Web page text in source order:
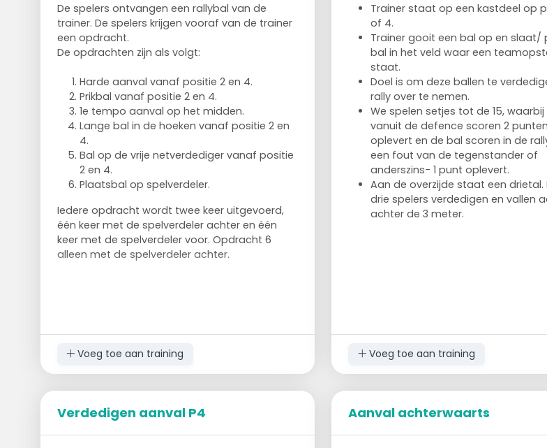
De spelers ontvangen een rallybal van de
trainer. De spelers krijgen vooraf van de trainer
een opdracht.
De opdrachten zijn als volgt:
Harde aanval vanaf positie 2 en 4.
Prikbal vanaf positie 2 en 4.
1e tempo aanval op het midden.
Lange bal in de hoeken vanaf positie 2 en
4.
Bal op de vrije netverdediger vanaf positie
2 en 4.
Plaatsbal op spelverdeler.
Iedere opdracht wordt twee keer uitgevoerd,
één keer met de spelverdeler achter en één
keer met de spelverdeler voor. Opdracht 6
alleen met de spelverdeler achter.
Voeg toe aan training
Trainer staat op een kastdeel op
of 4.
Trainer gooit een bal op en slaat/
bal in het veld waar een
staat.
Doel is om deze ballen te
rally over te nemen.
We spelen setjes tot de 15,
vanuit de defence scoren 2 punten
oplevert en de bal scoren in de
een fout van de tegenstander of
anderszins- 1 punt oplevert.
Aan de overzijde staat een drietal.
drie spelers verdedigen en vallen
achter de 3 meter.
Voeg toe aan training
Verdedigen aanval P4 Aanval achterwaarts